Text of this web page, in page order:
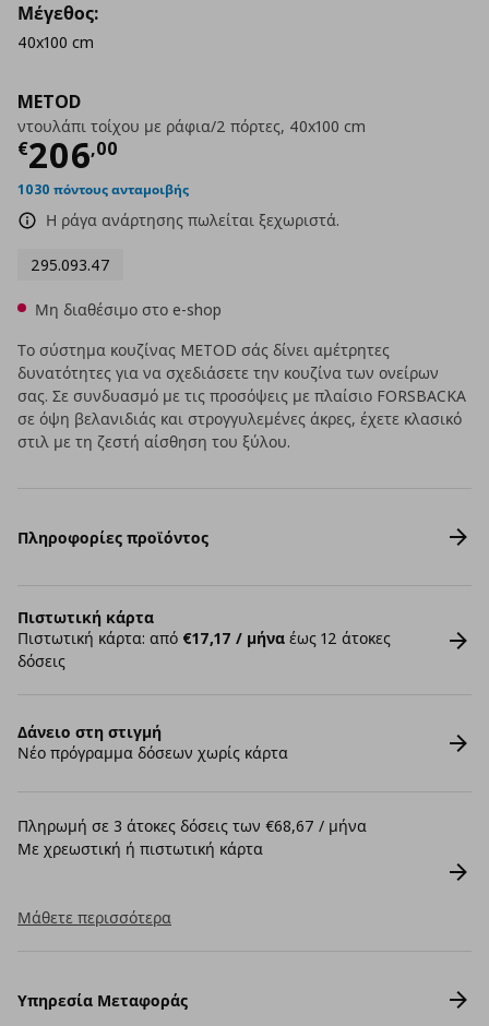
METOD
ντουλάπι τοίχου με ράφια/2 πόρτες, 40x100 cm
€206,00
Τρέχουσα τιμή
1030 πόντους ανταμοιβής
Η ράγα ανάρτησης πωλείται ξεχωριστά.
295.093.47
Μέγεθος:
40x100 cm
Μη διαθέσιμο στο e-shop
Το σύστημα κουζίνας METOD σάς δίνει αμέτρητες
δυνατότητες για να σχεδιάσετε την κουζίνα των ονείρων
σας. Σε συνδυασμό με τις προσόψεις με πλαίσιο FORSBACKA
σε όψη βελανιδιάς και στρογγυλεμένες άκρες, έχετε κλασικό
στιλ με τη ζεστή αίσθηση του ξύλου.
Πληροφορίες προϊόντος
Πιστωτική κάρτα
Πιστωτική κάρτα: από €17,17 / μήνα έως 12 άτοκες
δόσεις
Δάνειο στη στιγμή
Νέο πρόγραμμα δόσεων χωρίς κάρτα
Πληρωμή σε 3 άτοκες δόσεις των €68,67 / μήνα
Με χρεωστική ή πιστωτική κάρτα
Μάθετε περισσότερα
Υπηρεσία Μεταφοράς